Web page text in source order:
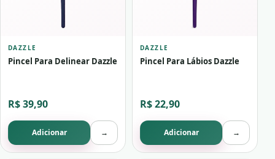
DAZZLE
Pincel Para Delinear Dazzle
R$ 39,90
Adicionar →
DAZZLE
Pincel Para Lábios Dazzle
R$ 22,90
Adicionar →